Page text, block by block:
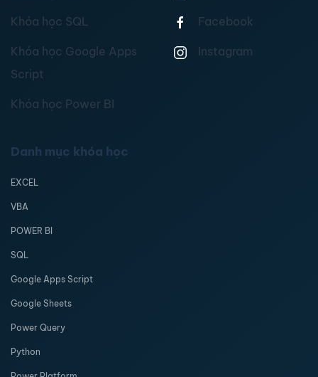
Khóa học SQL
Khóa học Google Apps
Script
Khóa học Power BI
Facebook
Instagram
Danh mục khóa học
EXCEL
VBA
POWER BI
SQL
Google Apps Script
Google Sheets
Power Query
Python